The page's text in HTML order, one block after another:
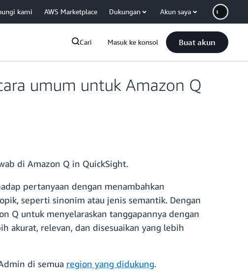
kami AWS Marketplace Dukungan Akun saya
Cari Masuk ke konsol Buat akun
umum untuk Amazon Q
di Amazon Q in QuickSight.
pertanyaan dengan menambahkan
seperti sinonim atau jenis semantik. Dengan
Q untuk menyelaraskan tanggapannya dengan
akurat, relevan, dan disesuaikan yang lebih
di semua region yang didukung.